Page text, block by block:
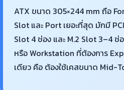
ATX ขนาด 305×244 mm ถือ
Slot และ Port เยอะที่สุด มักมี
Slot 4 ช่อง และ M.2 Slot 3–4 ช่
หรือ Workstation ที่ต้องการ
เดียว คือ ต้องใช้เคสขนาด Mid-